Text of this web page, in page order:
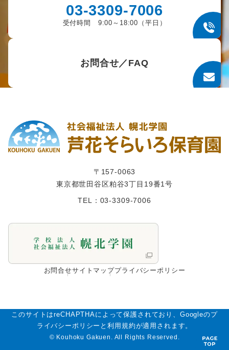
03-3309-7006
受付時間 9:00～18:00（平日）
お問合せ／FAQ
〒157-0063
東京都世田谷区粕谷3丁目19番1号
TEL：03-3309-7006
お問合せサイトマッププライバシーポリシー
このサイトはreCHAPTHAによって保護されており、Googleのプ
ライバシーポリシーと利用規約が適用されます。
© Kouhoku Gakuen. All Rights Reserved.